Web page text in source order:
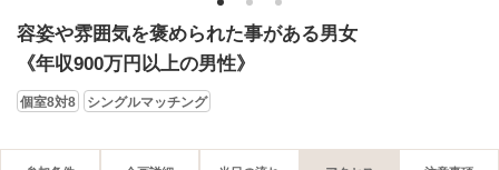
1 2 3
容姿や雰囲気を褒められた事がある男女
《年収900万円以上の男性》
個室8対8 シングルマッチング